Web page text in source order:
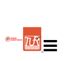
navigasjon